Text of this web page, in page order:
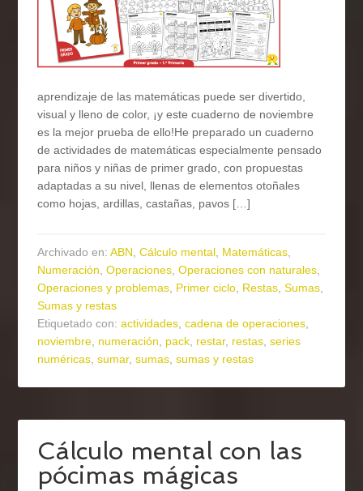
aprendizaje de las matemáticas puede ser divertido,
visual y lleno de color, ¡y este cuaderno de noviembre
es la mejor prueba de ello!He preparado un cuaderno
de actividades de matemáticas especialmente pensado
para niños y niñas de primer grado, con propuestas
adaptadas a su nivel, llenas de elementos otoñales
como hojas, ardillas, castañas, pavos […]
Archivado en:ABN,Cálculo mental, Matemáticas,
Numeración,Operaciones,Operaciones con naturales,
Operaciones y problemas, Primer ciclo, Restas,Sumas,
Sumas y restas
Etiquetado con:actividades,cadena de operaciones,
noviembre, numeración, pack, restar, restas,series
numéricas,sumar,sumas,sumas y restas
Cálculo mental con las
pócimas mágicas